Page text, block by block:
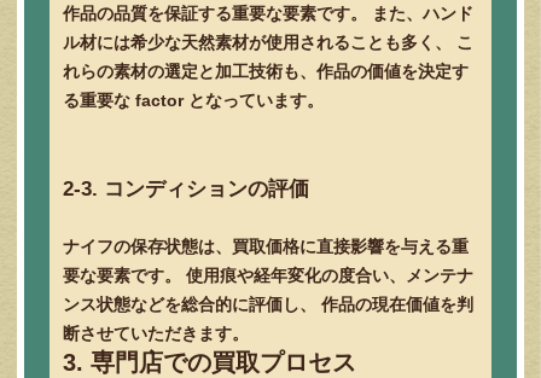
作品の品質を保証する重要な要素です。 また、ハンド
ル材には希少な天然素材が使用されることも多く、 こ
れらの素材の選定と加工技術も、作品の価値を決定す
る重要な factor となっています。
2-3. コンディションの評価
ナイフの保存状態は、買取価格に直接影響を与える重
要な要素です。 使用痕や経年変化の度合い、メンテナ
ンス状態などを総合的に評価し、 作品の現在価値を判
断させていただきます。
3. 専門店での買取プロセス